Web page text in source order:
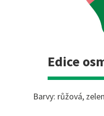
Edice
Barvy: růžová,